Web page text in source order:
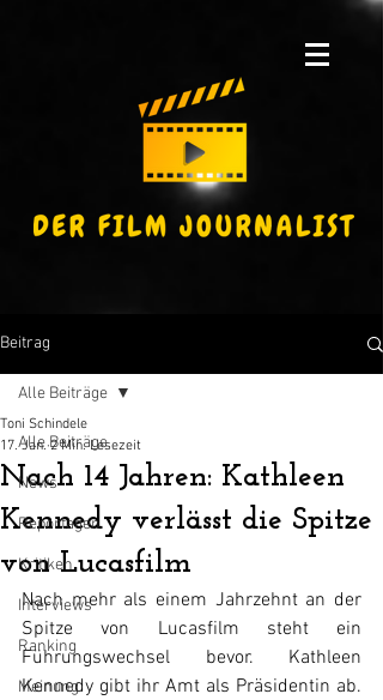
Beitrag
Alle Beiträge
News
Reportagen
Kritiken
Interviews
Ranking
Meinung
Alle Beiträge
Nach 14 Jahren: Kathleen
Kennedy verlässt die Spitze
von Lucasfilm
Toni Schindele
17. Jan. 2 Min. Lesezeit
Nach mehr als einem Jahrzehnt an der
Spitze von Lucasfilm steht ein
Führungswechsel bevor. Kathleen
Kennedy gibt ihr Amt als Präsidentin ab.